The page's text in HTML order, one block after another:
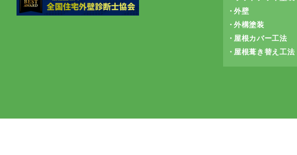
外壁
外構塗装
屋根カバー工法
屋根葺き替え工法